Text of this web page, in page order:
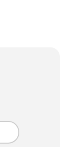
初めての方へ